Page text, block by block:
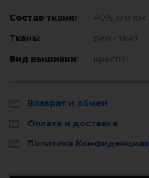
Состав ткани:
40%
Ткань:
реон твил
Вид вышивки:
крестик
Возврат и обмен
Оплата и доставка
Политика